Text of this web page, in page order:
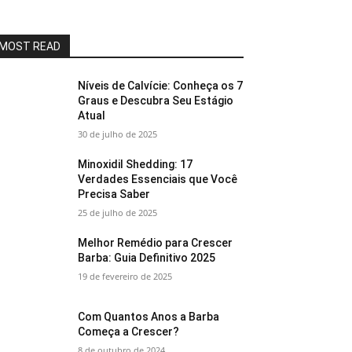
READ
Níveis de Calvície: Conheça os 7
Graus e Descubra Seu Estágio
Atual
30 de julho de 2025
Minoxidil Shedding: 17
Verdades Essenciais que Você
Precisa Saber
25 de julho de 2025
Melhor Remédio para Crescer
Barba: Guia Definitivo 2025
19 de fevereiro de 2025
Com Quantos Anos a Barba
Começa a Crescer?